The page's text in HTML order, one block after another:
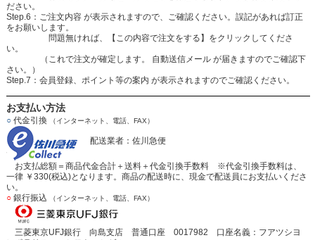
ださい。
Step.6：ご注文内容 が表示されますので、ご確認ください。誤記があれば訂正
をお願いします。
問題無ければ、【この内容で注文をする】をクリックしてくださ
い。
（これで注文が確定します。 自動送信メール が届きますのでご確認下
さい。）
Step.7：会員登録、ポイント等の案内 が表示されますのでご確認ください。
お支払い方法
○代金引換 （インターネット、電話、FAX）
配送業者：佐川急便
お支払総額＝商品代金合計＋送料＋代金引換手数料 ※代金引換手数料は、
一律 ￥330(税込)となります。商品の配送時に、現金で配送員にお支払いくださ
い。
○銀行振込 （インターネット、電話、FAX）
三菱東京UFJ銀行 向島支店 普通口座 0017982 口座名義：フアツシヨ